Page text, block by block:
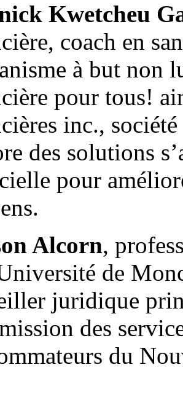
Kwetcheu
coach en
à but non
pour tous!
inc.,
des solutions
pour
Alcorn,
de
juridique
des
du